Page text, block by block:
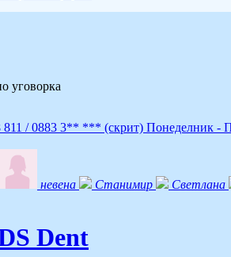
уговорка
811 / 0883 3** *** (скрит) Понеделник -
невена Станимир Светлана
Dent